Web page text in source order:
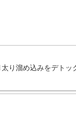
り溜め込みをデトッ